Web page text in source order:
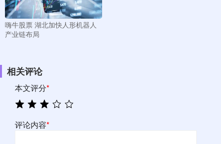
嗨牛股票 湖北加快人形机器人
产业链布局
相关评论
本文评分*
评论内容*